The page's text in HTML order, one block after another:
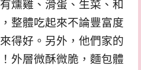
燻雞、滑蛋、生菜、和
整體吃起來不論豐富度
得好。另外，他們家的
外層微酥微脆，麵包體